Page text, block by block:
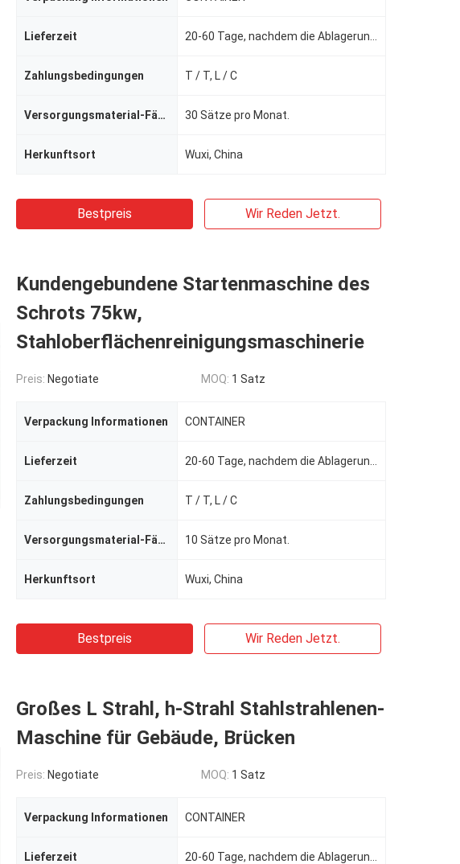
Lieferzeit
Zahlungsbedingungen T / T, L / C
Versorgungsmaterial-Fähigkeit 30 Sätze pro Monat.
Herkunftsort Wuxi, China
Bestpreis Wir Reden Jetzt.
Kundengebundene Startenmaschine des
Schrots 75kw,
Stahloberflächenreinigungsmaschinerie
Preis: Negotiate MOQ: 1 Satz
Verpackung Informationen CONTAINER
Lieferzeit
Zahlungsbedingungen T / T, L / C
Versorgungsmaterial-Fähigkeit 10 Sätze pro Monat.
Herkunftsort Wuxi, China
Bestpreis Wir Reden Jetzt.
Großes L Strahl, h-Strahl Stahlstrahlenen-
Maschine für Gebäude, Brücken
Preis: Negotiate MOQ: 1 Satz
Verpackung Informationen CONTAINER
Lieferzeit